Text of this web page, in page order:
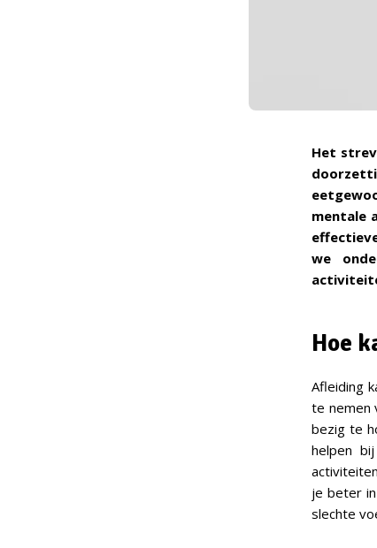
Het
mentale
we
Hoe
Afleiding
te nemen
bezig te
helpen
je beter
slechte